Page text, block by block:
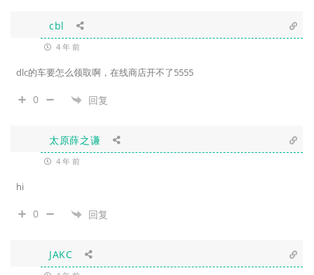
cbl
4 年 前
dlc的车要怎么领取啊，在线商店开不了5555
0 回复
太原薛之谦
4 年 前
hi
0 回复
JAKC